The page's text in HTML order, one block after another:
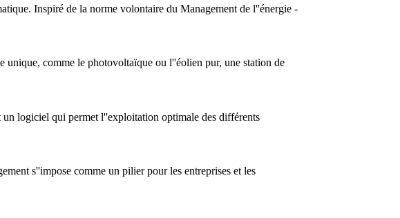
Inspiré de la norme volontaire du Management de l''énergie -
unique, comme le photovoltaïque ou l''éolien pur, une station de
logiciel qui permet l''exploitation optimale des différents
s''impose comme un pilier pour les entreprises et les